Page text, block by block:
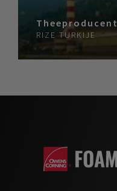
Theeproducent
RIZE TURKIJE